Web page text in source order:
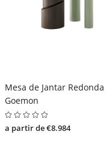
Mesa de Jantar Redonda
Goemon
a partir de €8.984